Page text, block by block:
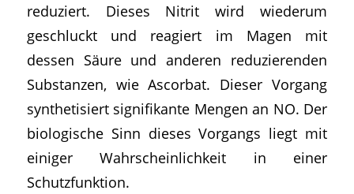
reduziert. Dieses Nitrit wird wiederum
geschluckt und reagiert im Magen mit
dessen Säure und anderen reduzierenden
Substanzen, wie Ascorbat. Dieser Vorgang
synthetisiert signifikante Mengen an NO. Der
biologische Sinn dieses Vorgangs liegt mit
einiger Wahrscheinlichkeit in einer
Schutzfunktion.